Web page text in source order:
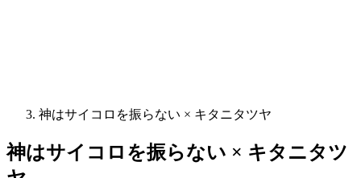
神はサイコロを振らない × キタニタツヤ
神はサイコロを振らない × キタニタツ